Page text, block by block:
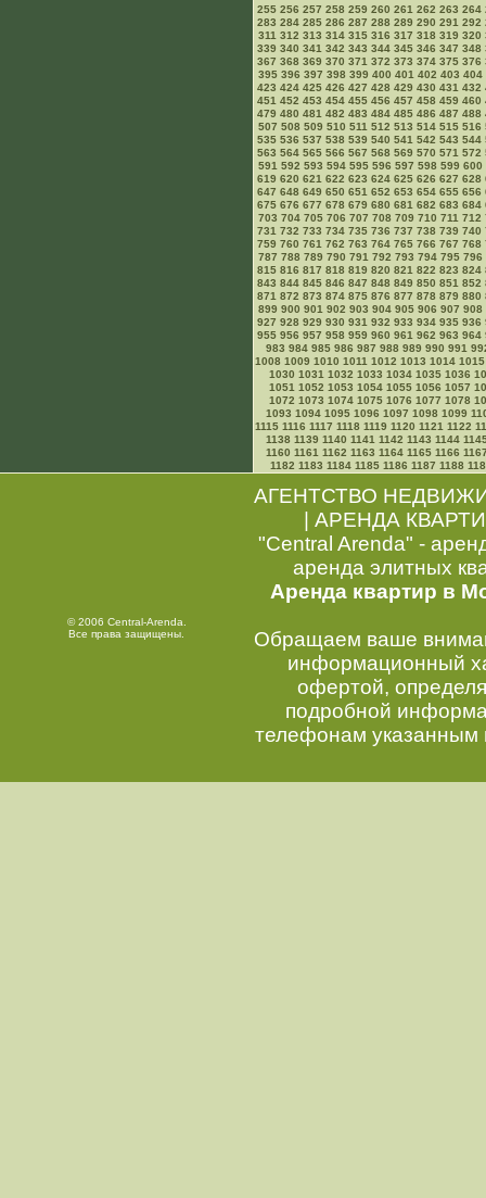
255 256 257 258 259 260 261 262 263 264
283 284 285 286 287 288 289 290 291 292
311 312 313 314 315 316 317 318 319 320
339 340 341 342 343 344 345 346 347 348
367 368 369 370 371 372 373 374 375 376
395 396 397 398 399 400 401 402 403 404
423 424 425 426 427 428 429 430 431 432
451 452 453 454 455 456 457 458 459 460
479 480 481 482 483 484 485 486 487 488
507 508 509 510 511 512 513 514 515 516
535 536 537 538 539 540 541 542 543 544
563 564 565 566 567 568 569 570 571 572
591 592 593 594 595 596 597 598 599 600
619 620 621 622 623 624 625 626 627 628
647 648 649 650 651 652 653 654 655 656
675 676 677 678 679 680 681 682 683 684
703 704 705 706 707 708 709 710 711 712
731 732 733 734 735 736 737 738 739 740
759 760 761 762 763 764 765 766 767 768
787 788 789 790 791 792 793 794 795 796
815 816 817 818 819 820 821 822 823 824
843 844 845 846 847 848 849 850 851 852
871 872 873 874 875 876 877 878 879 880
899 900 901 902 903 904 905 906 907 908
927 928 929 930 931 932 933 934 935 936
955 956 957 958 959 960 961 962 963 964
983 984 985 986 987 988 989 990 991
1008 1009 1010 1011 1012 1013 1014 1015
1030 1031 1032 1033 1034 1035 1036
1051 1052 1053 1054 1055 1056 1057
1072 1073 1074 1075 1076 1077 1078
1093 1094 1095 1096 1097 1098 1099
1115 1116 1117 1118 1119 1120 1121 1122
1138 1139 1140 1141 1142 1143 1144
1160 1161 1162 1163 1164 1165 1166
1182 1183 1184 1185 1186 1187 1188
© 2006 Central-Arenda.
Все права защищены.
АГЕНТСТВО
|АРЕНДА
"Central Arenda" -
аренда элитных
Аренда квартир в
Обращаем ваше
информационный
офертой,
подробной
телефонам указанным